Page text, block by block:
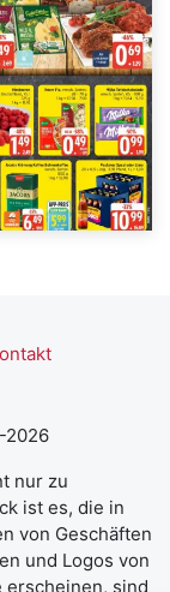
2026
nur zu
ist es, die in
von Geschäften
und Logos von
erscheinen, sind